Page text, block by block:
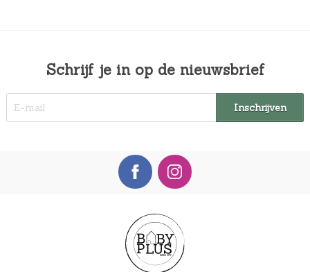
Schrijf je in op de nieuwsbrief